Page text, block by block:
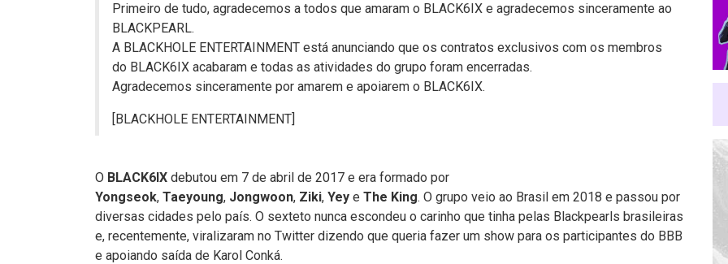
Primeiro de tudo, agradecemos a todos que amaram o BLACK6IX e agradecemos sinceramente ao
BLACKPEARL.
A BLACKHOLE ENTERTAINMENT está anunciando que os contratos exclusivos com os membros
do BLACK6IX acabaram e todas as atividades do grupo foram encerradas.
Agradecemos sinceramente por amarem e apoiarem o BLACK6IX.
[BLACKHOLE ENTERTAINMENT]
O BLACK6IX debutou em 7 de abril de 2017 e era formado por
Yongseok, Taeyoung, Jongwoon, Ziki, Yey e The King. O grupo veio ao Brasil em 2018 e passou por
diversas cidades pelo país. O sexteto nunca escondeu o carinho que tinha pelas Blackpearls brasileiras
e, recentemente, viralizaram no Twitter dizendo que queria fazer um show para os participantes do BBB
e apoiando saída de Karol Conká.